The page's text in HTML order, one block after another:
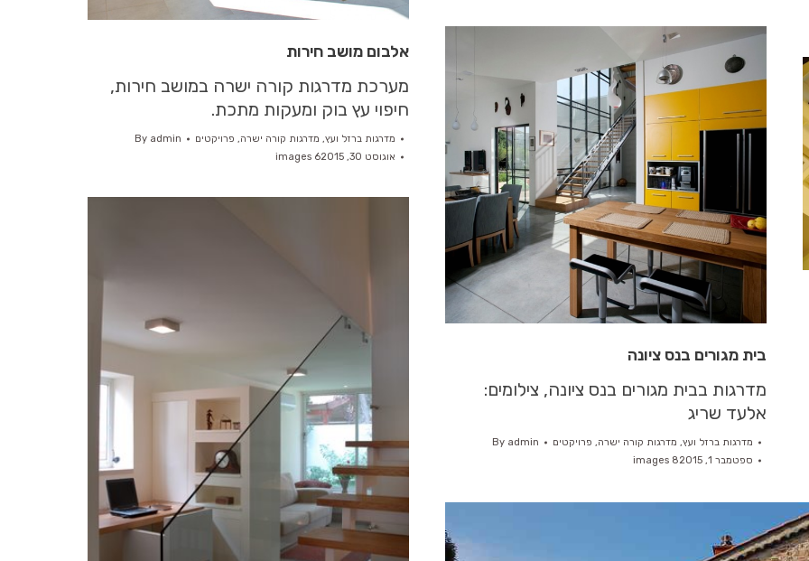
אלבום מושב חירות
מערכת מדרגות קורה ישרה במושב חירות,
חיפוי עץ בוק ומעקות מתכת.
מדרגות ברזל ועץ, מדרגות קורה ישרה, פרויקטים By admin
אוגוסט 30, 2015
6 images
בית מגורים בנס ציונה
מדרגות בבית מגורים בנס ציונה, צילומים:
אלעד שריג
מדרגות ברזל ועץ, מדרגות קורה ישרה, פרויקטים By admin
ספטמבר 1, 2015
8 images